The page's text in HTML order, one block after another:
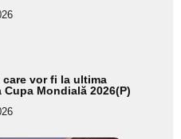
vor fi la ultima
Cupa Mondială 2026(P)